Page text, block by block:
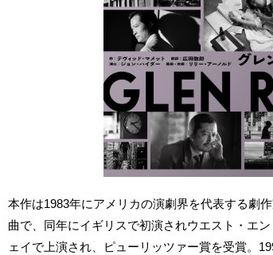
本作は1983年にアメリカの演劇界を代表する劇
曲で、同年にイギリスで初演されウエスト・エ
ェイで上演され、ピューリッツァー賞を受賞。